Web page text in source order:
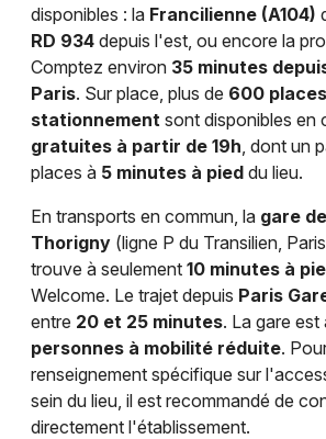
disponibles : la Francilienne (A104)
RD 934 depuis l'est, ou encore la
Comptez environ 35 minutes
Paris. Sur place, plus de 600
stationnement sont disponibles en
gratuites à partir de 19h, dont un
places à 5 minutes à pied du lieu.
En transports en commun, la gare
Thorigny (ligne P du Transilien,
trouve à seulement 10 minutes à
Welcome. Le trajet depuis Paris
entre 20 et 25 minutes. La gare
personnes à mobilité réduite.
renseignement spécifique sur
sein du lieu, il est recommandé de
directement l'établissement.